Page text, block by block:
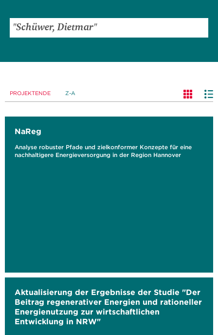
PROJEKTENDE Z-A
NaReg
Analyse robuster Pfade und zielkonformer Konzepte für eine
nachhaltigere Energieversorgung in der Region Hannover
Aktualisierung der Ergebnisse der Studie "Der
Beitrag regenerativer Energien und rationeller
Energienutzung zur wirtschaftlichen
Entwicklung in NRW"